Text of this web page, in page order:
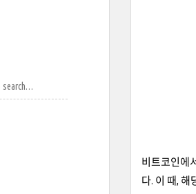
비트코인에
다. 이 때, 해